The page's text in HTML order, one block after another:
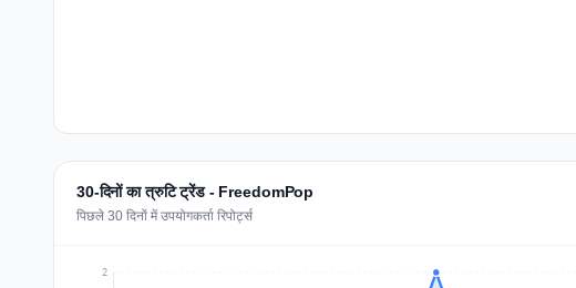
30-दिनों का त्रुटि ट्रेंड - FreedomPop
पिछले 30 दिनों में उपयोगकर्ता रिपोर्ट्स
2